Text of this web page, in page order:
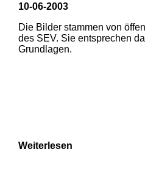
10-06-2003
Die Bilder stammen von
des SEV. Sie entsprechen
Grundlagen.
Weiterlesen